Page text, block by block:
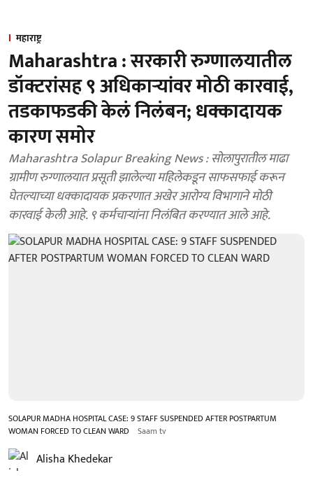
महाराष्ट्र
Maharashtra : सरकारी रुग्णालयातील
डॉक्टरांसह ९ अधिकाऱ्यांवर मोठी कारवाई,
तडकाफडकी केलं निलंबन; धक्कादायक
कारण समोर
Maharashtra Solapur Breaking News : सोलापुरातील माढा
ग्रामीण रुग्णालयात प्रसूती झालेल्या महिलेकडून साफसफाई करून
घेतल्याच्या धक्कादायक प्रकरणात अखेर आरोग्य विभागाने मोठी
कारवाई केली आहे. ९ कर्मचाऱ्यांना निलंबित करण्यात आले आहे.
SOLAPUR MADHA HOSPITAL CASE: 9 STAFF SUSPENDED AFTER POSTPARTUM
WOMAN FORCED TO CLEAN WARD Saam tv
Alisha Khedekar